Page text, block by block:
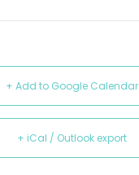
+ Add to Google Calendar
+ iCal / Outlook export